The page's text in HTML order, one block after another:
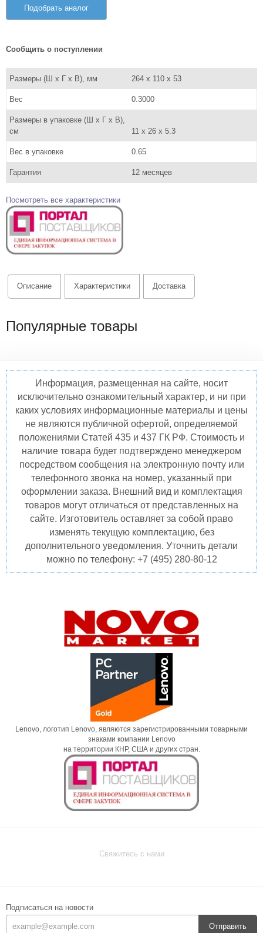
Подобрать аналог
Сообщить о поступлении
Размеры (Ш x Г x В), мм 264 x 110 x 53
Вес 0.3000
Размеры в упаковке (Ш x Г x В),
см
11 x 26 x 5.3
Вес в упаковке 0.65
Гарантия 12 месяцев
Посмотреть все характеристики
Описание Характеристики Доставка
Популярные товары
Информация, размещенная на сайте, носит
исключительно ознакомительный характер, и ни при
каких условиях информационные материалы и цены
не являются публичной офертой, определяемой
положениями Статей 435 и 437 ГК РФ. Стоимость и
наличие товара будет подтверждено менеджером
посредством сообщения на электронную почту или
телефонного звонка на номер, указанный при
оформлении заказа. Внешний вид и комплектация
товаров могут отличаться от представленных на
сайте. Изготовитель оставляет за собой право
изменять текущую комплектацию, без
дополнительного уведомления. Уточнить детали
можно по телефону: +7 (495) 280-80-12
Lenovo, логотип Lenovo, являются зарегистрированными товарными
знаками компании Lenovo
на территории КНР, США и других стран.
Свяжитесь с нами
Подписаться на новости
Отправить